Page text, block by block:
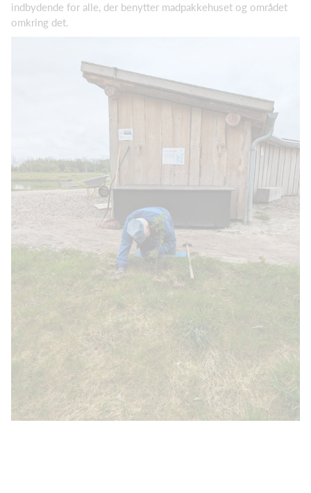
indbydende for alle, der benytter madpakkehuset og området
omkring det.